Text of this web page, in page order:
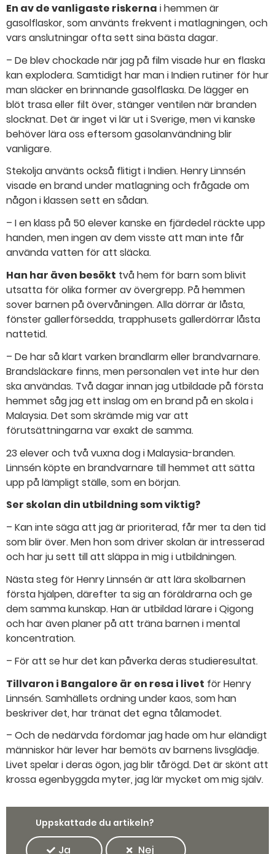
En av de vanligaste riskerna i hemmen är
gasolflaskor, som använts frekvent i matlagningen, och
vars anslutningar ofta sett sina bästa dagar.
– De blev chockade när jag på film visade hur en flaska
kan explodera. Samtidigt har man i Indien rutiner för hur
man släcker en brinnande gasolflaska. De lägger en
blöt trasa eller filt över, stänger ventilen när branden
slocknat. Det är inget vi lär ut i Sverige, men vi kanske
behöver lära oss eftersom gasol​användning blir
vanligare.
Stekolja använts också flitigt i Indien. Henry Linnsén
visade en brand under matlagning och frågade om
någon i klassen sett en sådan.
– I en klass på 50 elever kanske en fjärdedel räckte upp
handen, men ingen av dem visste att man inte får
använda vatten för att släcka.
Han har även besökt två hem för barn som blivit
utsatta för olika former av övergrepp. På hemmen
sover barnen på övervåningen. Alla dörrar är låsta,
fönster gallerförsedda, trapphusets gallerdörrar låsta
nattetid.
– De har så klart varken brandlarm eller brandvarnare.
Brandsläckare finns, men personalen vet inte hur den
ska användas. Två dagar innan jag utbildade på första
hemmet såg jag ett inslag om en brand på en skola i
Malaysia. Det som skrämde mig var att
förutsättningarna var exakt de samma.
23 elever och två vuxna dog i Malaysia-branden.
Linnsén köpte en brandvarnare till hemmet att sätta
upp på lämpligt ställe, som en början.
Ser skolan din utbildning som viktig?
– Kan inte säga att jag är prioriterad, får mer ta den tid
som blir över. Men hon som driver skolan är intresserad
och har ju sett till att släppa in mig i utbildningen.
Nästa steg för Henry Linnsén är att lära skolbarnen
första hjälpen, därefter ta sig an föräldrarna och ge
dem samma kunskap. Han är utbildad lärare i Qigong
och har även planer på att träna barnen i mental
koncentration.
– För att se hur det kan påverka deras studieresultat.
Tillvaron i Bangalore är en resa i livet för Henry
Linnsén. Samhällets ordning under kaos, som han
beskriver det, har tränat det egna tålamodet.
– Och de nedärvda fördomar jag hade om hur eländigt
människor här lever har bemöts av barnens livsglädje.
Livet spelar i deras ögon, jag blir tårögd. Det är skönt att
krossa egenbyggda myter, jag lär mycket om mig själv.
Uppskattade du artikeln?
Ja Nej